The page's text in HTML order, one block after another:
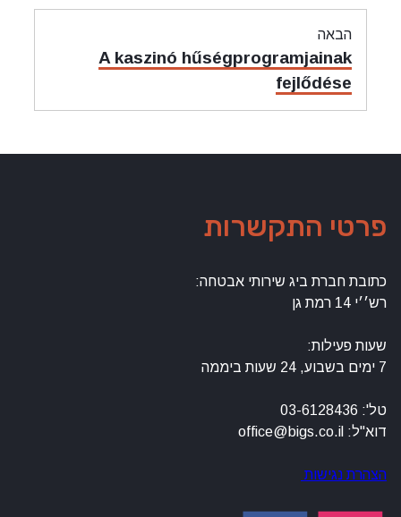
הבאה
מאמר
הבאה:
A kaszinó hűségprogramjainak
fejlődése
פרטי התקשרות
כתובת חברת ביג שירותי אבטחה:
רש׳׳י 14 רמת גן
שעות פעילות:
7 ימים בשבוע, 24 שעות ביממה
טל': 03-6128436
דוא"ל: office@bigs.co.il
הצהרת נגישות